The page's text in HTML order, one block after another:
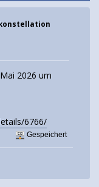
2026 um
6766/
Gespeichert